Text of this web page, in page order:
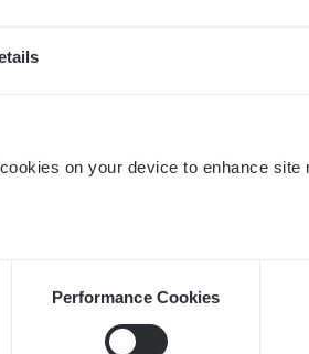
on your device to enhance site
Performance Cookies